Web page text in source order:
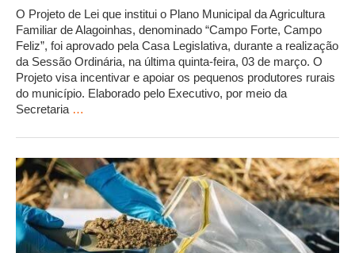
O Projeto de Lei que institui o Plano Municipal da Agricultura
Familiar de Alagoinhas, denominado “Campo Forte, Campo
Feliz”, foi aprovado pela Casa Legislativa, durante a realização
da Sessão Ordinária, na última quinta-feira, 03 de março. O
Projeto visa incentivar e apoiar os pequenos produtores rurais
do município. Elaborado pelo Executivo, por meio da
Secretaria …